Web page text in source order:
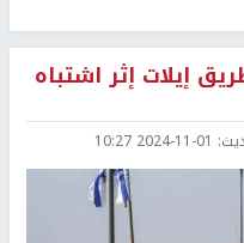
إيلات إثر اشتباه
2024-11-01 10:27